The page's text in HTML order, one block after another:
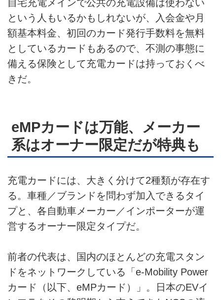
自宅充電メインで公共の充電設備は使わない
という人もいるかもしれないが、入会金や月
額基本料金、初回のカード発行手数料を無料
としているカードもあるので、不測の事態に
備える保険として充電カードは持っておくべ
きだ。
eMPカードは万能、メーカー
系はオーナー限定だが特典も
充電カードには、大きく分けて2種類が存在す
る。車種／ブランドを問わず加入できるタイ
プと、各自動車メーカー／インポーターが運
営するオーナー限定タイプだ。
前者の代表は、国内のほとんどの充電スタン
ドをネットワークしている「e-Mobility Power
カード（以下、eMPカード）」。日本のEVイ